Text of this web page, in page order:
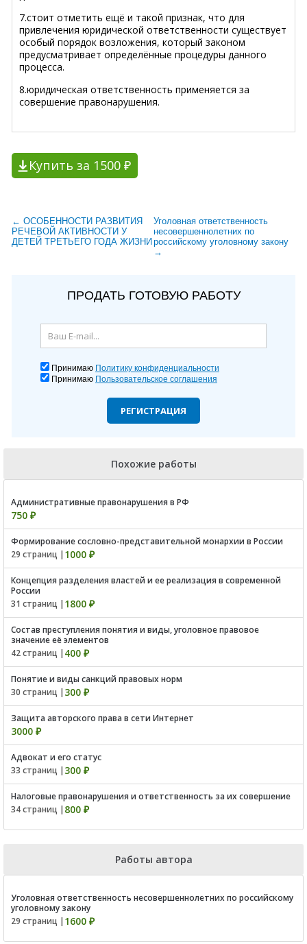
7.стоит отметить ещё и такой признак, что для
привлечения юридической ответственности существует
особый порядок возложения, который законом
предусматривает определённые процедуры данного
процесса.
8.юридическая ответственность применяется за
совершение правонарушения.
Купить за 1500 ₽
← ОСОБЕННОСТИ РАЗВИТИЯ
РЕЧЕВОЙ АКТИВНОСТИ У
ДЕТЕЙ ТРЕТЬЕГО ГОДА ЖИЗНИ
Уголовная ответственность
несовершеннолетних по
российскому уголовному закону
→
ПРОДАТЬ ГОТОВУЮ РАБОТУ
Принимаю Политику конфиденциальности
Принимаю Пользовательское соглашения
РЕГИСТРАЦИЯ
Похожие работы
Административные правонарушения в РФ
750 ₽
Формирование сословно-представительной монархии в России
29 страниц | 1000 ₽
Концепция разделения властей и ее реализация в современной
России
31 страниц | 1800 ₽
Состав преступления понятия и виды, уголовное правовое
значение её элементов
42 страниц | 400 ₽
Понятие и виды санкций правовых норм
30 страниц | 300 ₽
Защита авторского права в сети Интернет
3000 ₽
Адвокат и его статус
33 страниц | 300 ₽
Налоговые правонарушения и ответственность за их совершение
34 страниц | 800 ₽
Работы автора
Уголовная ответственность несовершеннолетних по российскому
уголовному закону
29 страниц | 1600 ₽